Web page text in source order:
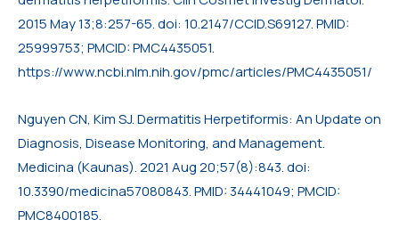
2015 May 13;8:257-65. doi: 10.2147/CCID.S69127. PMID:
25999753; PMCID: PMC4435051.
https://www.ncbi.nlm.nih.gov/pmc/articles/PMC4435051/
Nguyen CN, Kim SJ. Dermatitis Herpetiformis: An Update on
Diagnosis, Disease Monitoring, and Management.
Medicina (Kaunas). 2021 Aug 20;57(8):843. doi:
10.3390/medicina57080843. PMID: 34441049; PMCID:
PMC8400185.